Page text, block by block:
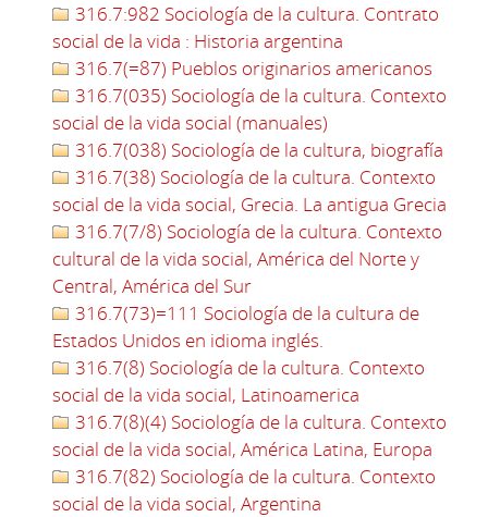
316.7:982 Sociología de la cultura. Contrato
social de la vida : Historia argentina
316.7(=87) Pueblos originarios americanos
316.7(035) Sociología de la cultura. Contexto
social de la vida social (manuales)
316.7(038) Sociología de la cultura, biografía
316.7(38) Sociología de la cultura. Contexto
social de la vida social, Grecia. La antigua Grecia
316.7(7/8) Sociología de la cultura. Contexto
cultural de la vida social, América del Norte y
Central, América del Sur
316.7(73)=111 Sociología de la cultura de
Estados Unidos en idioma inglés.
316.7(8) Sociología de la cultura. Contexto
social de la vida social, Latinoamerica
316.7(8)(4) Sociología de la cultura. Contexto
social de la vida social, América Latina, Europa
316.7(82) Sociología de la cultura. Contexto
social de la vida social, Argentina